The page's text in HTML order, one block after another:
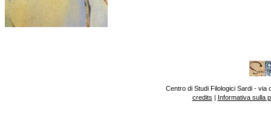
Centro di Studi Filologici Sardi - via
credits | Informativa sulla